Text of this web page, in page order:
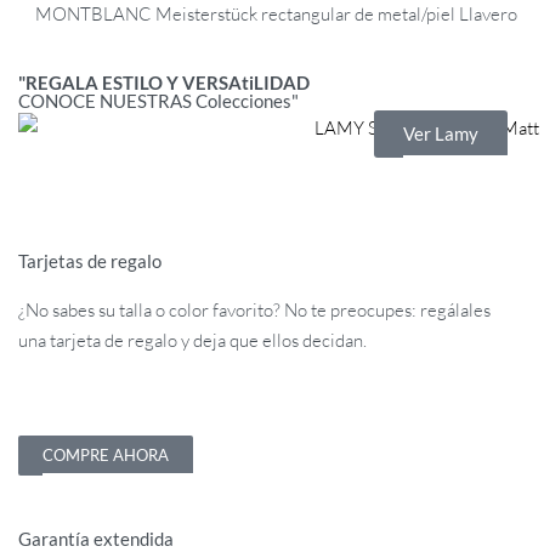
MONTBLANC Meisterstück rectangular de metal/piel Llavero
"REGALA ESTILO Y VERSAtiLIDAD
CONOCE NUESTRAS Colecciones"
Ver Lamy
Tarjetas de regalo
¿No sabes su talla o color favorito? No te preocupes: regálales
una tarjeta de regalo y deja que ellos decidan.
COMPRE AHORA
Garantía extendida